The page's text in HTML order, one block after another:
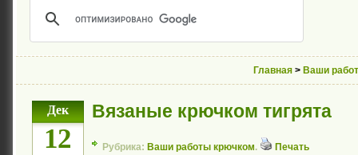
Главная > Ваши
Дек
12
Вязаные крючком тигрята
Рубрика: Ваши работы крючком. Печать